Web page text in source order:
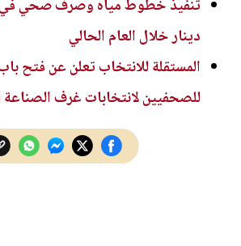
دينار خلال العام الحالي
المستقلة للانتخاب تعلن عن فتح
للصحفيين لانتخابات غرف الصناعة 2026